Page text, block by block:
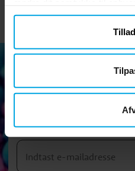
Tilmeld dig vores